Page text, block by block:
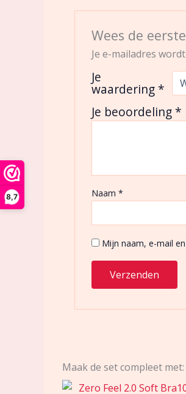
8,7
Wees de
Je e-mailadres
Je
waardering *
Je beoordeling *
Naam *
Mijn naam, e-mail
Maak de set compleet met: